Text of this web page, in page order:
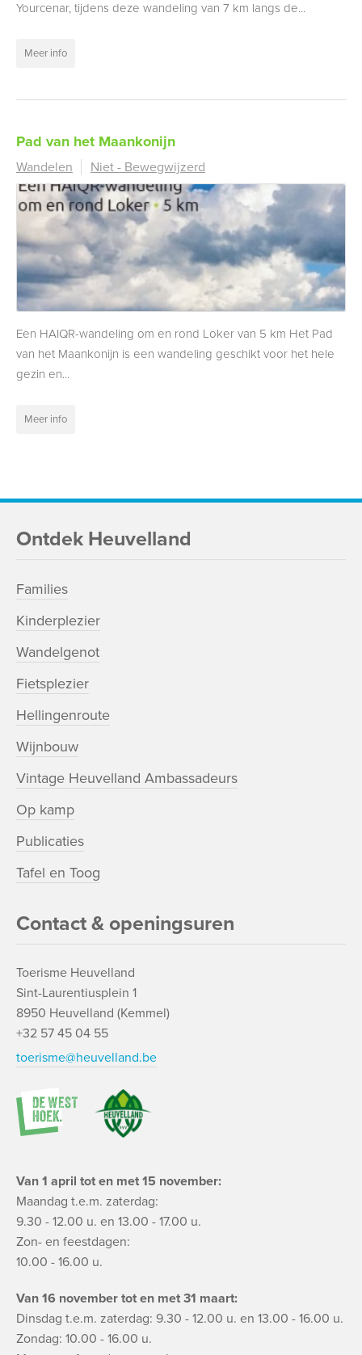
Yourcenar, tijdens deze wandeling van 7 km langs de...
Meer info
Pad van het Maankonijn
Wandelen Niet - Bewegwijzerd
Een HAIQR-wandeling om en rond Loker van 5 km Het Pad
van het Maankonijn is een wandeling geschikt voor het hele
gezin en...
Meer info
Ontdek Heuvelland
Families
Kinderplezier
Wandelgenot
Fietsplezier
Hellingenroute
Wijnbouw
Vintage Heuvelland Ambassadeurs
Op kamp
Publicaties
Tafel en Toog
Contact & openingsuren
Toerisme Heuvelland
Sint-Laurentiusplein 1
8950 Heuvelland (Kemmel)
+32 57 45 04 55
toerisme@heuvelland.be
Van 1 april tot en met 15 november:
Maandag t.e.m. zaterdag:
9.30 - 12.00 u. en 13.00 - 17.00 u.
Zon- en feestdagen:
10.00 - 16.00 u.
Van 16 november tot en met 31 maart:
Dinsdag t.e.m. zaterdag: 9.30 - 12.00 u. en 13.00 - 16.00 u.
Zondag: 10.00 - 16.00 u.